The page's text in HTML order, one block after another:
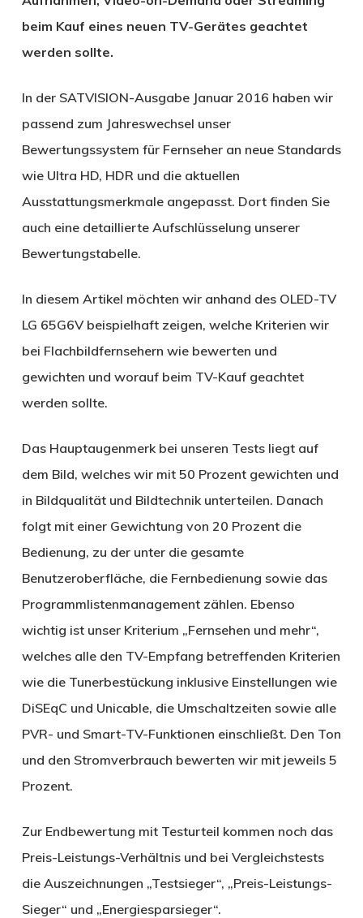
beim Kauf eines neuen TV-Gerätes geachtet
werden sollte.
In der SATVISION-Ausgabe Januar 2016 haben wir
passend zum Jahreswechsel unser
Bewertungssystem für Fernseher an neue Standards
wie Ultra HD, HDR und die aktuellen
Ausstattungsmerkmale angepasst. Dort finden Sie
auch eine detaillierte Aufschlüsselung unserer
Bewertungstabelle.
In diesem Artikel möchten wir anhand des OLED-TV
LG 65G6V beispielhaft zeigen, welche Kriterien wir
bei Flachbildfernsehern wie bewerten und
gewichten und worauf beim TV-Kauf geachtet
werden sollte.
Das Hauptaugenmerk bei unseren Tests liegt auf
dem Bild, welches wir mit 50 Prozent gewichten und
in Bildqualität und Bildtechnik unterteilen. Danach
folgt mit einer Gewichtung von 20 Prozent die
Bedienung, zu der unter die gesamte
Benutzeroberfläche, die Fernbedienung sowie das
Programmlistenmanagement zählen. Ebenso
wichtig ist unser Kriterium „Fernsehen und mehr“,
welches alle den TV-Empfang betreffenden Kriterien
wie die Tunerbestückung inklusive Einstellungen wie
DiSEqC und Unicable, die Umschaltzeiten sowie alle
PVR- und Smart-TV-Funktionen einschließt. Den Ton
und den Stromverbrauch bewerten wir mit jeweils 5
Prozent.
Zur Endbewertung mit Testurteil kommen noch das
Preis-Leistungs-Verhältnis und bei Vergleichstests
die Auszeichnungen „Testsieger“, „Preis-Leistungs-
Sieger“ und „Energiesparsieger“.